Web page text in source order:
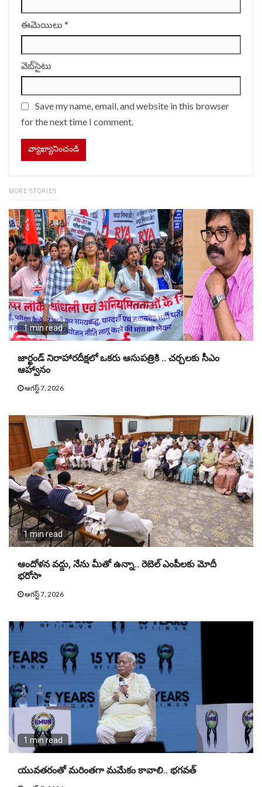
ఈమెయిలు *
వెబ్‌సైటు
Save my name, email, and website in this browser
for the next time I comment.
MORE STORIES
1 min read
జార్ఖండ్ నిరాహారదీక్షలో ఒకరు ఆసుపత్రికి .. చర్చలకు సీఎం
ఆహ్వానం
ఆగస్ట్ 7, 2026
1 min read
ఆందోళన వద్దు, నేను మీతో ఉన్నా.. రెబెల్ ఎంపీలకు మోదీ
భరోసా
ఆగస్ట్ 7, 2026
1 min read
యువతరంతో మరింతగా మమేకం కావాలి.. భగవత్